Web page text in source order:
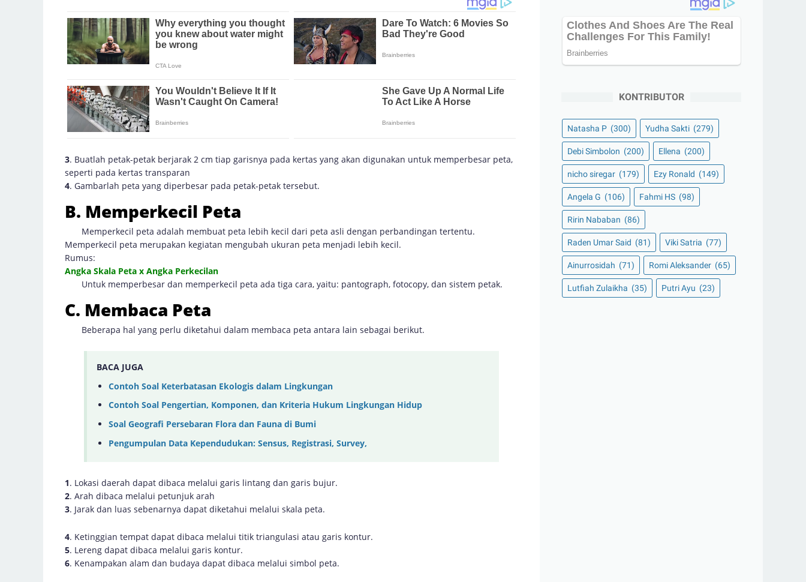
3. Buatlah petak-petak berjarak 2 cm tiap garisnya pada kertas yang akan digunakan untuk memperbesar peta,
seperti pada kertas transparan
4. Gambarlah peta yang diperbesar pada petak-petak tersebut.
B. Memperkecil Peta
Memperkecil peta adalah membuat peta lebih kecil dari peta asli dengan perbandingan tertentu.
Memperkecil peta merupakan kegiatan mengubah ukuran peta menjadi lebih kecil.
Rumus:
Angka Skala Peta x Angka Perkecilan
Untuk memperbesar dan memperkecil peta ada tiga cara, yaitu: pantograph, fotocopy, dan sistem petak.
C. Membaca Peta
Beberapa hal yang perlu diketahui dalam membaca peta antara lain sebagai berikut.
BACA JUGA
Contoh Soal Keterbatasan Ekologis dalam Lingkungan
Contoh Soal Pengertian, Komponen, dan Kriteria Hukum Lingkungan Hidup
Soal Geografi Persebaran Flora dan Fauna di Bumi
Pengumpulan Data Kependudukan: Sensus, Registrasi, Survey,
1. Lokasi daerah dapat dibaca melalui garis lintang dan garis bujur.
2. Arah dibaca melalui petunjuk arah
3. Jarak dan luas sebenarnya dapat diketahui melalui skala peta.
4. Ketinggian tempat dapat dibaca melalui titik triangulasi atau garis kontur.
5. Lereng dapat dibaca melalui garis kontur.
6. Kenampakan alam dan budaya dapat dibaca melalui simbol peta.
KONTRIBUTOR
Natasha P (300) Yudha Sakti (279)
Debi Simbolon (200) Ellena (200)
nicho siregar (179) Ezy Ronald (149)
Angela G (106) Fahmi HS (98)
Ririn Nababan (86)
Raden Umar Said (81) Viki Satria (77)
Ainurrosidah (71) Romi Aleksander (65)
Lutfiah Zulaikha (35) Putri Ayu (23)